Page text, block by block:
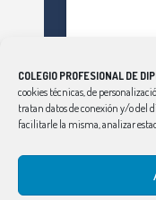
COLEGIO PROFESIONAL DE
cookies técnicas, de
tratan datos de conexión y/o del
facilitarle la misma, analizar
Haz clic
y